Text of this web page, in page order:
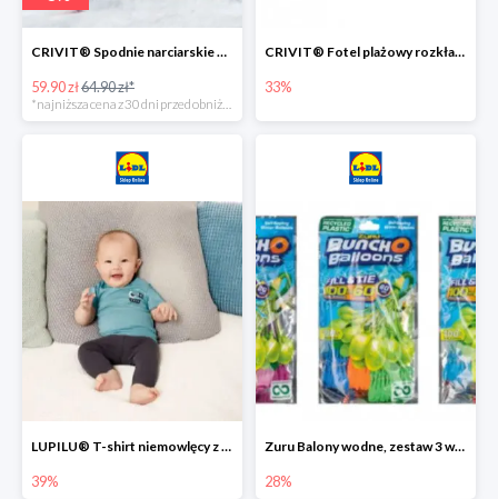
CRIVIT® Spodnie narciarskie dziewczęce
59.90 zł64.90 zł*
*najniższa cena z 30 dni przed obniżką
CRIVIT® Fotel plażowy rozkładany / Brodzik dziecięcy
33%
LUPILU® T-shirt niemowlęcy z biobawełny -39%
39%
Zuru Balony wodne, zestaw 3 wiązek -28%
28%